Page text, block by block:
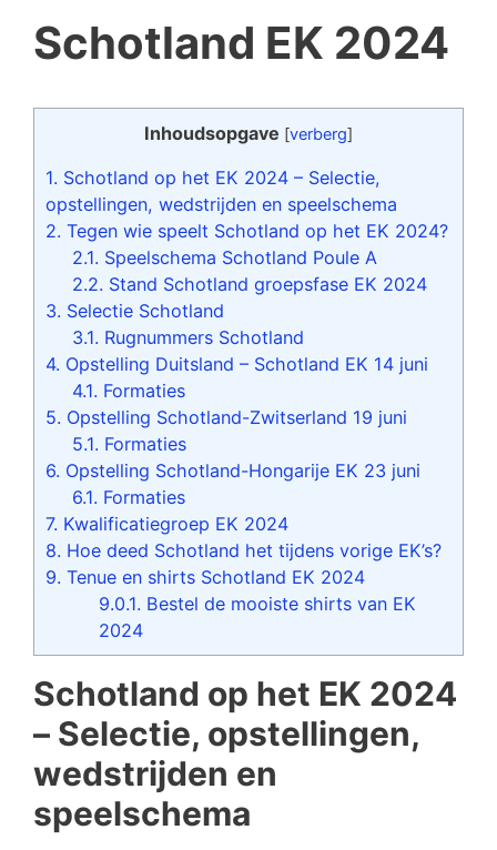
Schotland EK 2024
Inhoudsopgave [verberg]
1. Schotland op het EK 2024 – Selectie,
opstellingen, wedstrijden en speelschema
2. Tegen wie speelt Schotland op het EK 2024?
2.1. Speelschema Schotland Poule A
2.2. Stand Schotland groepsfase EK 2024
3. Selectie Schotland
3.1. Rugnummers Schotland
4. Opstelling Duitsland – Schotland EK 14 juni
4.1. Formaties
5. Opstelling Schotland-Zwitserland 19 juni
5.1. Formaties
6. Opstelling Schotland-Hongarije EK 23 juni
6.1. Formaties
7. Kwalificatiegroep EK 2024
8. Hoe deed Schotland het tijdens vorige EK’s?
9. Tenue en shirts Schotland EK 2024
9.0.1. Bestel de mooiste shirts van EK
2024
Schotland op het EK 2024
– Selectie, opstellingen,
wedstrijden en
speelschema